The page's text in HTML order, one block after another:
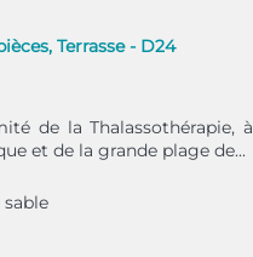
Terrasse - D24
de la Thalassothérapie, à
et de la grande plage de...